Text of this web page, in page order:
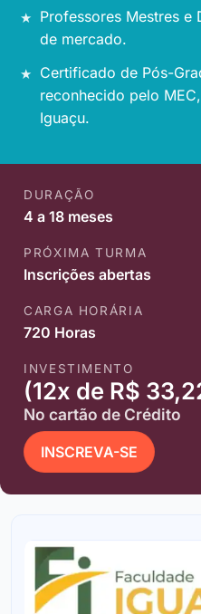
Professores Mestres e
de mercado.
Certificado de Pós-
reconhecido pelo
Iguaçu.
DURAÇÃO
4 a 18 meses
PRÓXIMA TURMA
Inscrições abertas
CARGA HORÁRIA
720 Horas
INVESTIMENTO
(12x de R$
No cartão de Crédito
INSCREVA-SE